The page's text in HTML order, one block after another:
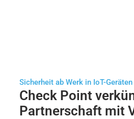
Sicherheit ab Werk in IoT-Geräten
Check Point
Partnerschaft mit